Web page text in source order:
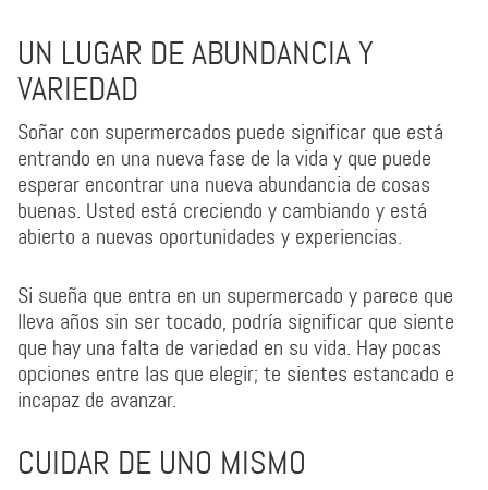
UN LUGAR DE ABUNDANCIA Y
VARIEDAD
Soñar con supermercados puede significar que está
entrando en una nueva fase de la vida y que puede
esperar encontrar una nueva abundancia de cosas
buenas. Usted está creciendo y cambiando y está
abierto a nuevas oportunidades y experiencias.
Si sueña que entra en un supermercado y parece que
lleva años sin ser tocado, podría significar que siente
que hay una falta de variedad en su vida. Hay pocas
opciones entre las que elegir; te sientes estancado e
incapaz de avanzar.
CUIDAR DE UNO MISMO